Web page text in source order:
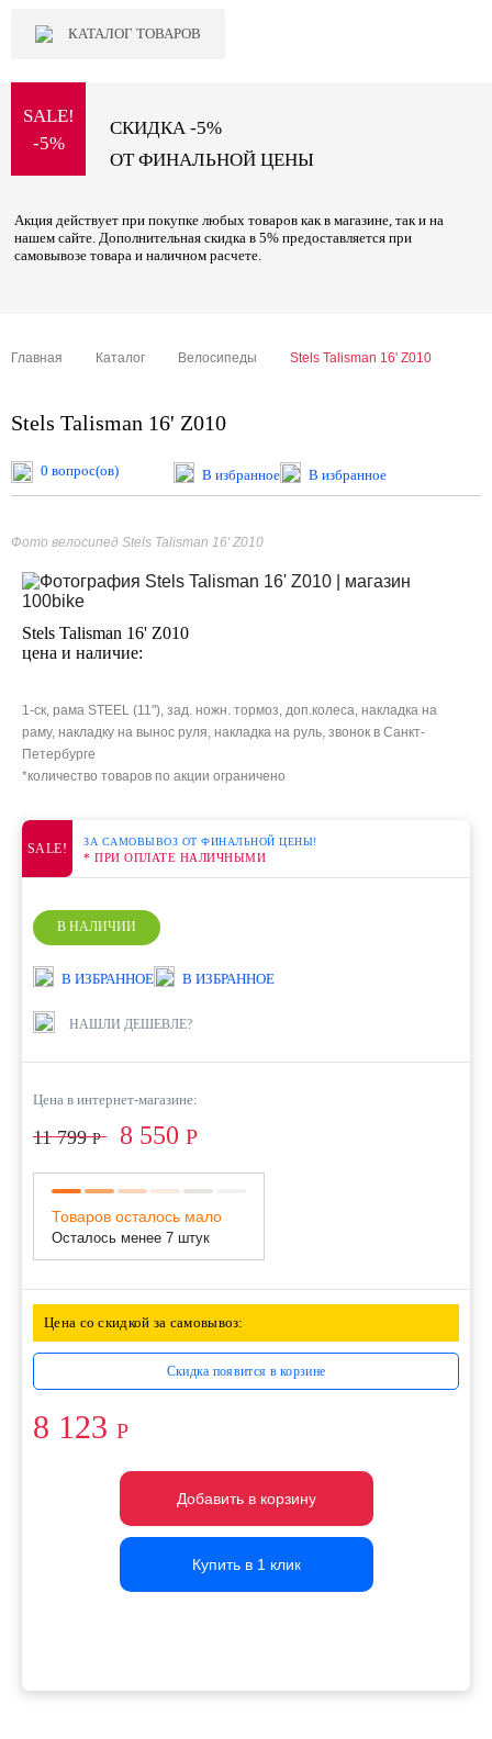
КАТАЛОГ ТОВАРОВ
SALE!
-5%
СКИДКА -5%
ОТ ФИНАЛЬНОЙ ЦЕНЫ
Акция действует при покупке любых товаров как в магазине, так и на
нашем сайте. Дополнительная скидка в 5% предоставляется при
самовывозе товара и наличном расчете.
Главная Каталог Велосипеды Stels Talisman 16' Z010
Stels Talisman 16' Z010
0 вопрос(ов) В избранное В избранное
Фото велосипед Stels Talisman 16' Z010
Stels Talisman 16' Z010
цена и наличие:
1-ск, рама STEEL (11"), зад. ножн. тормоз, доп.колеса, накладка на
раму, накладку на вынос руля, накладка на руль, звонок в Санкт-
Петербурге
*количество товаров по акции ограничено
SALE! ЗА САМОВЫВОЗ ОТ ФИНАЛЬНОЙ ЦЕНЫ!
* ПРИ ОПЛАТЕ НАЛИЧНЫМИ
В НАЛИЧИИ
В ИЗБРАННОЕ В ИЗБРАННОЕ
НАШЛИ ДЕШЕВЛЕ?
Цена в интернет-магазине:
11 799Р 8 550 Р
Товаров осталось мало
Осталось менее 7 штук
Цена со скидкой за самовывоз:
Скидка появится в корзине
8 123 Р
Добавить в корзину
Добавить в корзину
Добавить в корзину
Купить в 1 клик
Купить в 1 клик
Купить в 1 клик